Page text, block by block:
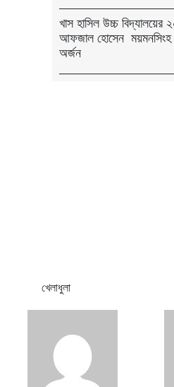
খাস হাসিল উচ্চ বিদ্যালয়ের
আফজাল হোসেন ময়মনসিংহ
অর্জন
খেলাধুলা